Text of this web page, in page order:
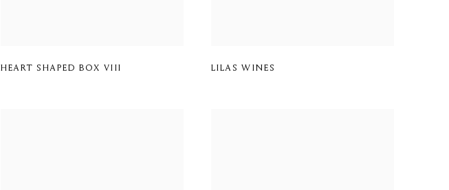
HEART SHAPED BOX VIII LILAS WINES